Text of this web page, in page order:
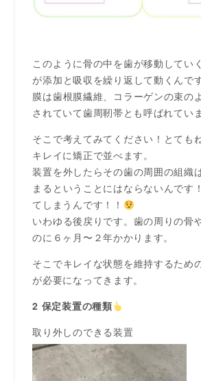
このように骨の中を歯が移動してい
が添加と吸収を繰り返して動くんで
膜は歯根膜繊維、コラーゲンの束の
されていて歯周靭帯とも呼ばれていま
そこで考えてみてください！とても
キレイに矯正で並べます。
装置を外したらその歯の周囲の組織
まるということにはならないんです
てしまうんです！！
いわゆる後戻りです。歯の周りの骨
のに６ヶ月〜２年かかります。
そこでキレイな状態を維持するため
が必要になってきます。
2 保定装置の種類
取り外しのできる装置